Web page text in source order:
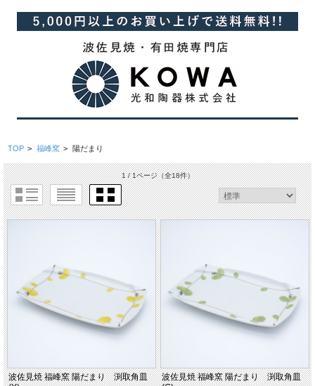
TOP > 福峰窯 > 陽だまり
1 / 1ページ（全18件）
波佐見焼 福峰窯 陽だまり 渕取角皿
波佐見焼 福峰窯 陽だまり 渕取角皿